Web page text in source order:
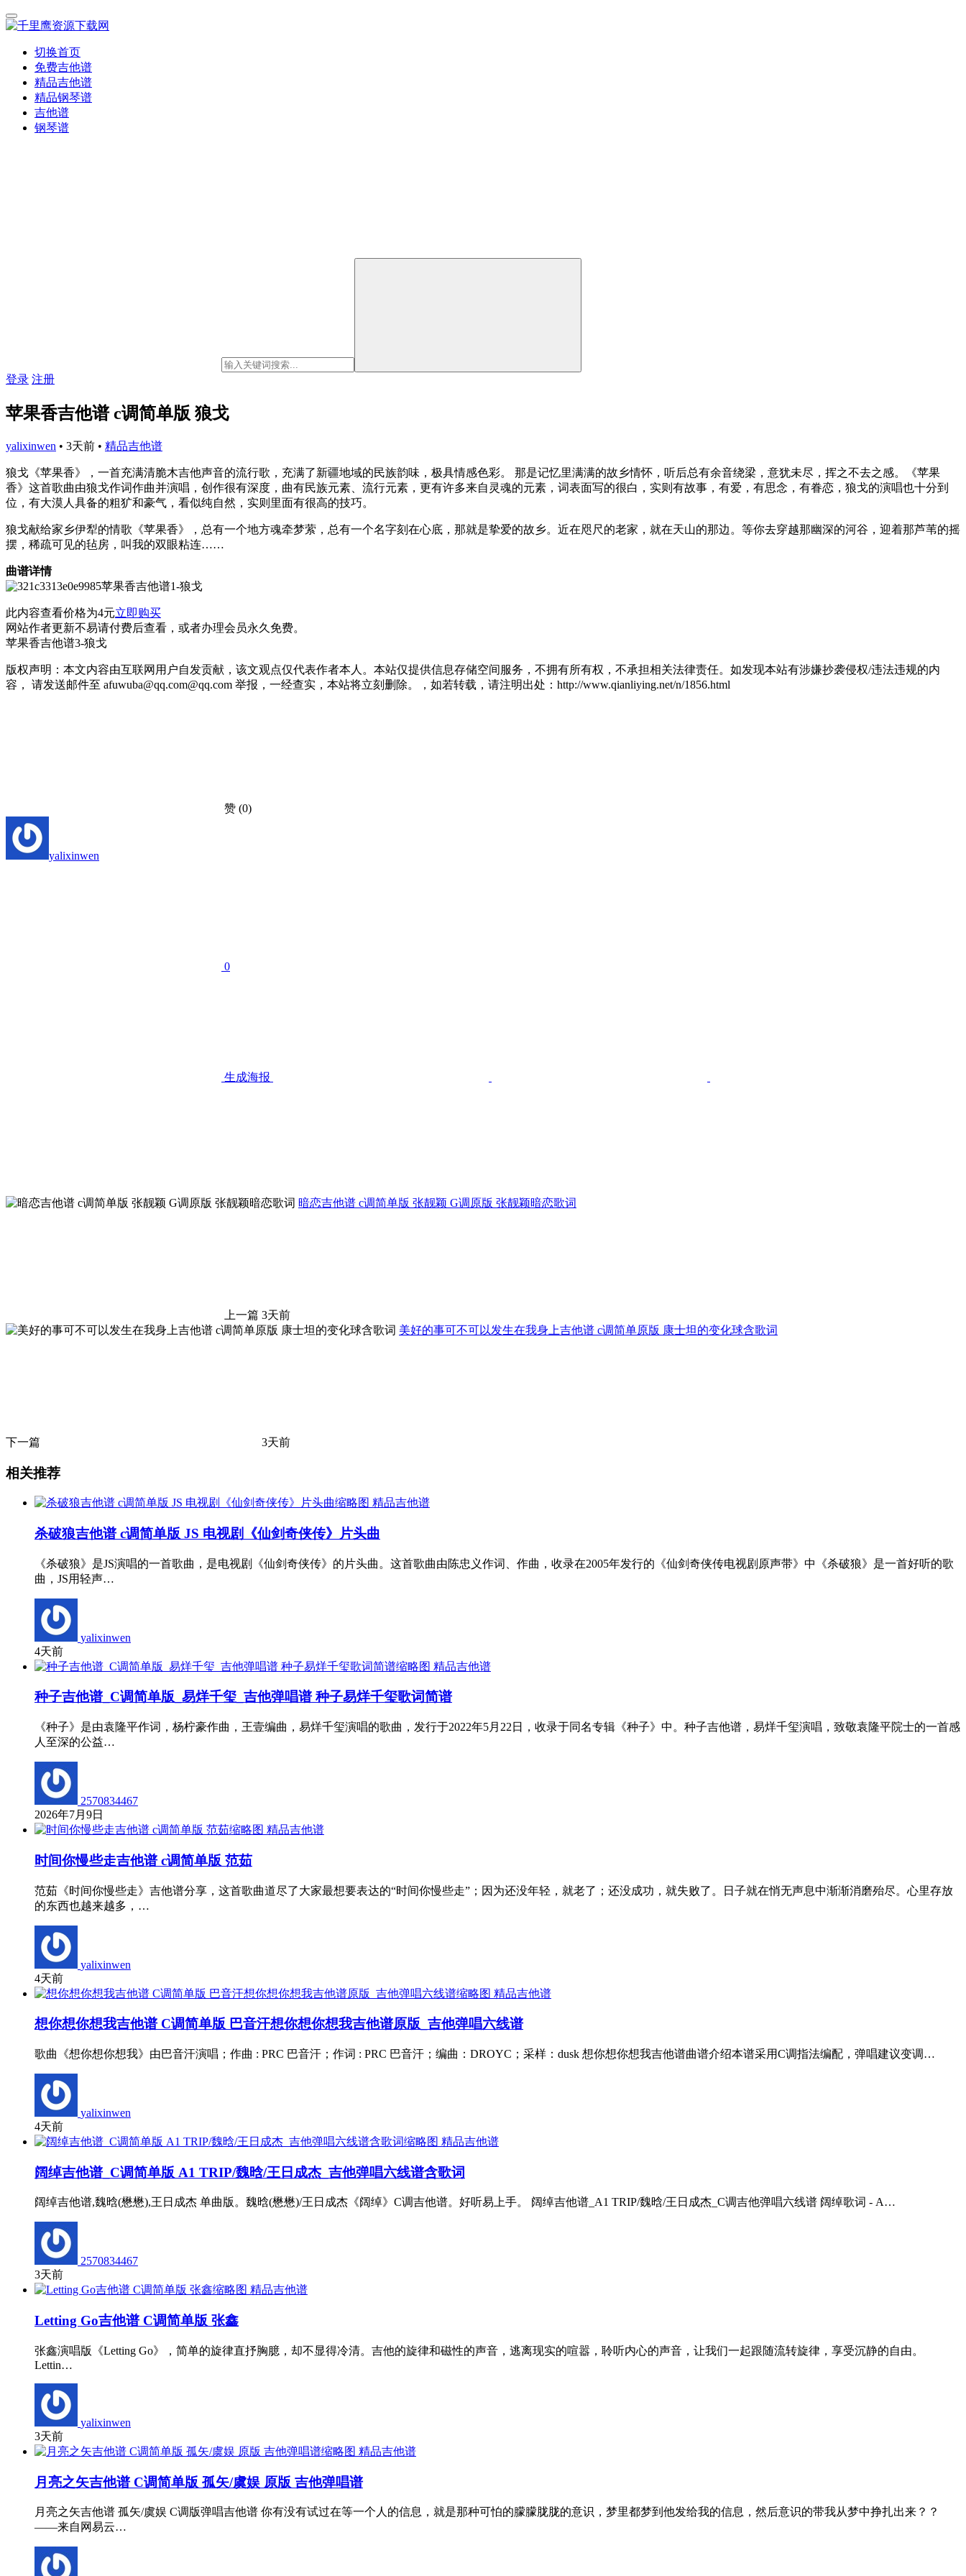
切换首页
免费吉他谱
精品吉他谱
精品钢琴谱
吉他谱
钢琴谱
登录 注册
苹果香吉他谱 c调简单版 狼戈
yalixinwen • 3天前 • 精品吉他谱
狼戈《苹果香》，一首充满清脆木吉他声音的流行歌，充满了新疆地域的民族韵味，极具情感色彩。 那是记忆里满满的故乡情怀，听后总有余音绕梁，意犹未尽，挥之不去之感。《苹果
香》这首歌曲由狼戈作词作曲并演唱，创作很有深度，曲有民族元素、流行元素，更有许多来自灵魂的元素，词表面写的很白，实则有故事，有爱，有思念，有眷恋，狼戈的演唱也十分到
位，有大漠人具备的粗犷和豪气，看似纯自然，实则里面有很高的技巧。
狼戈献给家乡伊犁的情歌《苹果香》，总有一个地方魂牵梦萦，总有一个名字刻在心底，那就是挚爱的故乡。近在咫尺的老家，就在天山的那边。等你去穿越那幽深的河谷，迎着那芦苇的摇
摆，稀疏可见的毡房，叫我的双眼粘连……
曲谱详情
苹果香吉他谱1-狼戈
此内容查看价格为4元立即购买
网站作者更新不易请付费后查看，或者办理会员永久免费。
苹果香吉他谱3-狼戈
版权声明：本文内容由互联网用户自发贡献，该文观点仅代表作者本人。本站仅提供信息存储空间服务，不拥有所有权，不承担相关法律责任。如发现本站有涉嫌抄袭侵权/违法违规的内
容， 请发送邮件至 afuwuba@qq.com@qq.com 举报，一经查实，本站将立刻删除。，如若转载，请注明出处：http://www.qianliying.net/n/1856.html
赞 (0)
yalixinwen
0
生成海报
暗恋吉他谱 c调简单版 张靓颖 G调原版 张靓颖暗恋歌词
上一篇 3天前
美好的事可不可以发生在我身上吉他谱 c调简单原版 康士坦的变化球含歌词
下一篇 3天前
相关推荐
精品吉他谱
杀破狼吉他谱 c调简单版 JS 电视剧《仙剑奇侠传》片头曲
《杀破狼》是JS演唱的一首歌曲，是电视剧《仙剑奇侠传》的片头曲。这首歌曲由陈忠义作词、作曲，收录在2005年发行的《仙剑奇侠传电视剧原声带》中《杀破狼》是一首好听的歌
曲，JS用轻声…
yalixinwen
4天前
精品吉他谱
种子吉他谱_C调简单版_易烊千玺_吉他弹唱谱 种子易烊千玺歌词简谱
《种子》是由袁隆平作词，杨柠豪作曲，王壹编曲，易烊千玺演唱的歌曲，发行于2022年5月22日，收录于同名专辑《种子》中。种子吉他谱，易烊千玺演唱，致敬袁隆平院士的一首感
人至深的公益…
2570834467
2026年7月9日
精品吉他谱
时间你慢些走吉他谱 c调简单版 范茹
范茹《时间你慢些走》吉他谱分享，这首歌曲道尽了大家最想要表达的“时间你慢些走”；因为还没年轻，就老了；还没成功，就失败了。日子就在悄无声息中渐渐消磨殆尽。心里存放
的东西也越来越多，…
yalixinwen
4天前
精品吉他谱
想你想你想我吉他谱 C调简单版 巴音汗想你想你想我吉他谱原版_吉他弹唱六线谱
歌曲《想你想你想我》由巴音汗演唱；作曲 : PRC 巴音汗；作词 : PRC 巴音汗；编曲：DROYC；采样：dusk 想你想你想我吉他谱曲谱介绍本谱采用C调指法编配，弹唱建议变调…
yalixinwen
4天前
精品吉他谱
阔绰吉他谱_C调简单版 A1 TRIP/魏晗/王日成杰_吉他弹唱六线谱含歌词
阔绰吉他谱,魏晗(懋懋),王日成杰 单曲版。魏晗(懋懋)/王日成杰《阔绰》C调吉他谱。好听易上手。 阔绰吉他谱_A1 TRIP/魏晗/王日成杰_C调吉他弹唱六线谱 阔绰歌词 - A…
2570834467
3天前
精品吉他谱
Letting Go吉他谱 C调简单版 张鑫
张鑫演唱版《Letting Go》，简单的旋律直抒胸臆，却不显得冷清。吉他的旋律和磁性的声音，逃离现实的喧嚣，聆听内心的声音，让我们一起跟随流转旋律，享受沉静的自由。
Lettin…
yalixinwen
3天前
精品吉他谱
月亮之矢吉他谱 C调简单版 孤矢/虞娱 原版 吉他弹唱谱
月亮之矢吉他谱 孤矢/虞娱 C调版弹唱吉他谱 你有没有试过在等一个人的信息，就是那种可怕的朦朦胧胧的意识，梦里都梦到他发给我的信息，然后意识的带我从梦中挣扎出来？？
——来自网易云…